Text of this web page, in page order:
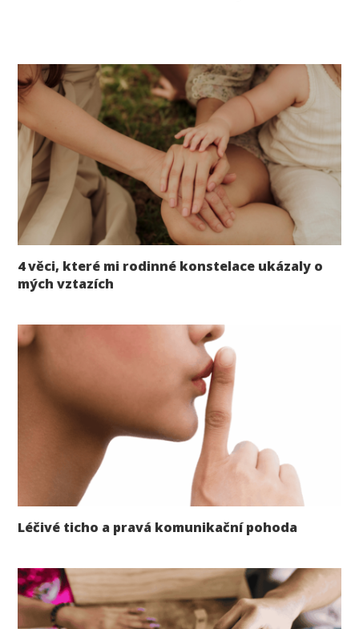
4 věci, které mi rodinné konstelace ukázaly o
mých vztazích
Léčivé ticho a pravá komunikační pohoda